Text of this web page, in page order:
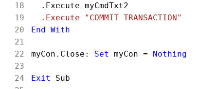
  .Execute myCmdTxt2
.Execute "COMMIT TRANSACTION"
End With
myCon.Close: Set myCon = Nothing
Exit Sub